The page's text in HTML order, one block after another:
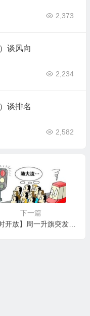
2,373
谈风向
2,234
谈排名
2,582
下一篇
【限时开放】周一升旗突发情况后